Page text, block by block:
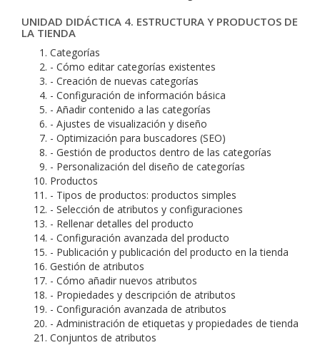
UNIDAD DIDÁCTICA 4. ESTRUCTURA Y PRODUCTOS DE
LA TIENDA
Categorías
- Cómo editar categorías existentes
- Creación de nuevas categorías
- Configuración de información básica
- Añadir contenido a las categorías
- Ajustes de visualización y diseño
- Optimización para buscadores (SEO)
- Gestión de productos dentro de las categorías
- Personalización del diseño de categorías
Productos
- Tipos de productos: productos simples
- Selección de atributos y configuraciones
- Rellenar detalles del producto
- Configuración avanzada del producto
- Publicación y publicación del producto en la tienda
Gestión de atributos
- Cómo añadir nuevos atributos
- Propiedades y descripción de atributos
- Configuración avanzada de atributos
- Administración de etiquetas y propiedades de tienda
Conjuntos de atributos